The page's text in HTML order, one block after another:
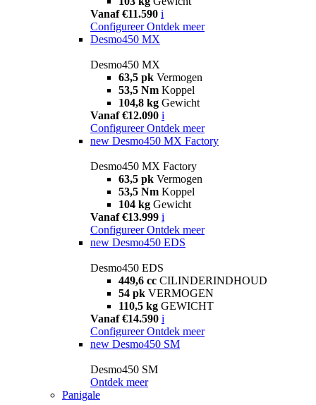
Vanaf €11.590 i
Configureer Ontdek meer
Desmo450 MX
Desmo450 MX
63,5 pk Vermogen
53,5 Nm Koppel
104,8 kg Gewicht
Vanaf €12.090 i
Configureer Ontdek meer
new Desmo450 MX Factory
Desmo450 MX Factory
63,5 pk Vermogen
53,5 Nm Koppel
104 kg Gewicht
Vanaf €13.999 i
Configureer Ontdek meer
new Desmo450 EDS
Desmo450 EDS
449,6 cc CILINDERINDHOUD
54 pk VERMOGEN
110,5 kg GEWICHT
Vanaf €14.590 i
Configureer Ontdek meer
new Desmo450 SM
Desmo450 SM
Ontdek meer
Panigale